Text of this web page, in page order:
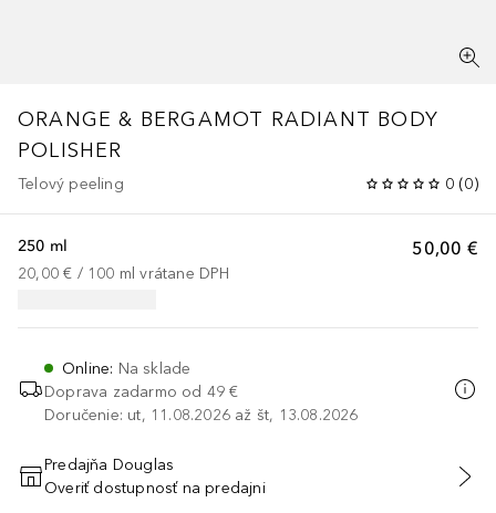
ORANGE & BERGAMOT RADIANT BODY
POLISHER
Telový peeling 0 (0)
50,00 €
250 ml
20,00 € / 100 ml vrátane DPH
Online: Na sklade
Doprava zadarmo od 49 €
Doručenie: ut, 11.08.2026 až št, 13.08.2026
PRIDAŤ DO KOŠÍKA
Predajňa Douglas
Overiť dostupnosť na predajni